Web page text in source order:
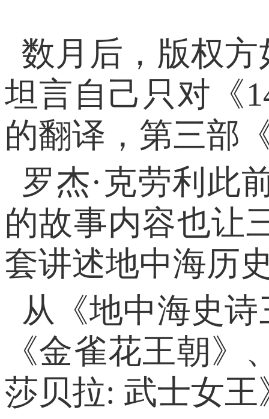
数月后，版权
坦言自己只对《
的翻译，第三部
罗杰·克劳利此
的故事内容也让
套讲述地中海历
从《地中海史
《金雀花王朝
莎贝拉: 武士女